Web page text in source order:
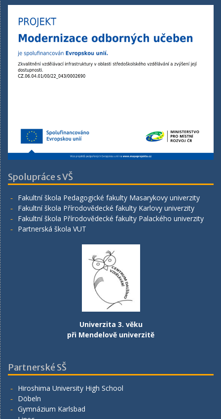
Spolupráce s VŠ
Fakultní škola Pedagogické fakulty Masarykovy univerzity
Fakultní škola Přírodovědecké fakulty Karlovy univerzity
Fakultní škola Přírodovědecké fakulty Palackého univerzity
Partnerská škola VUT
Univerzita 3. věku
při Mendelově univerzitě
Partnerské SŠ
Hiroshima University High School
Döbeln
Gymnázium Karlsbad